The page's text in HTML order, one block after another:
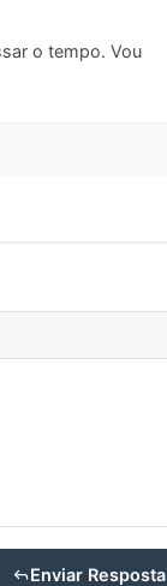
o tempo. Vou
Enviar Resposta